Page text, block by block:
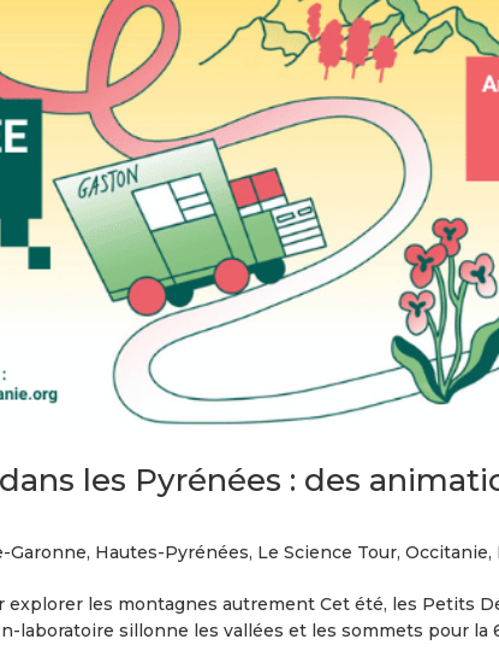
les Pyrénées : des
Garonne, Hautes-Pyrénées, Le Science Tour, Occitanie,
les montagnes autrement Cet été, les Petits
laboratoire sillonne les vallées et les sommets pour la